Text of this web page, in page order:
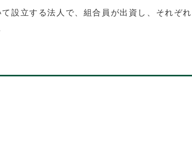
設立する法人で、組合員が出資し、それぞ